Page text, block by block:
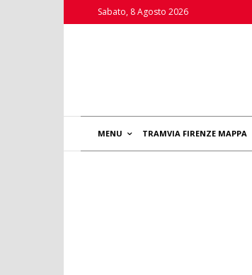
Sabato, 8 Agosto 2026
MENU TRAMVIA FIRENZE MAPPA